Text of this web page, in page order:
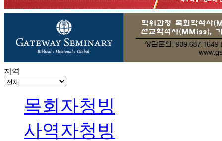
지역
목회자청빙
사역자청빙